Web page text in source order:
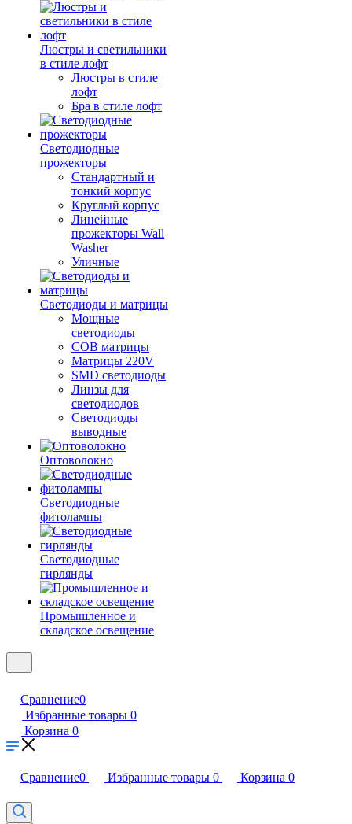
Люстры и светильники
в стиле лофт
Люстры в стиле
лофт
Бра в стиле лофт
Светодиодные
прожекторы
Стандартный и
тонкий корпус
Круглый корпус
Линейные
прожекторы Wall
Washer
Уличные
Светодиоды и матрицы
Мощные
светодиоды
COB матрицы
Матрицы 220V
SMD светодиоды
Линзы для
светодиодов
Светодиоды
выводные
Оптоволокно
Светодиодные
фитолампы
Светодиодные
гирлянды
Промышленное и
складское освещение
Сравнение0
Избранные товары 0
Корзина 0
Сравнение0 Избранные товары 0 Корзина 0